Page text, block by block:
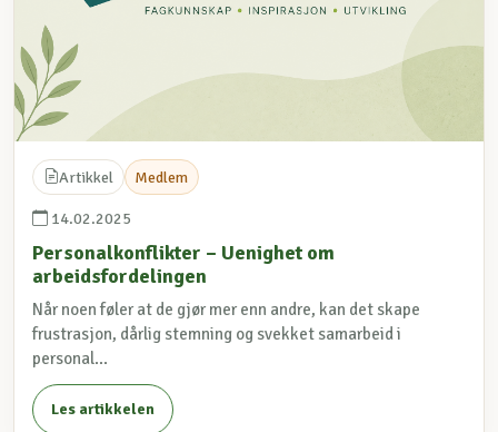
Artikkel Medlem
14.02.2025
Personalkonflikter – Uenighet om
arbeidsfordelingen
Når noen føler at de gjør mer enn andre, kan det skape
frustrasjon, dårlig stemning og svekket samarbeid i
personal...
Les artikkelen